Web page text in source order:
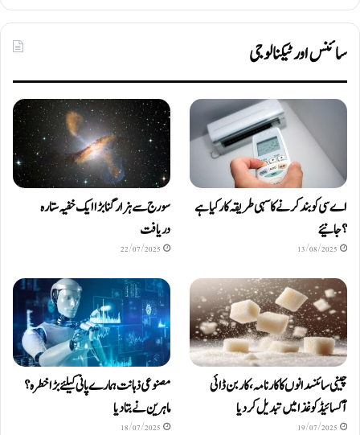
سائنس اور ٹیکنالوجی
اے سی کو بند کرنے کا سہی طریقہ کار کیا ہے
؟ جانیئے
13/08/2025
سورج سے ہزار گنا بڑا ایک خفیہ ستارہ
دریافت
22/07/2025
چینی سائنسدانوں کا کارنامہ، کاربن ڈائی
آکسائیڈ کو غذا میں تبدیل کردیا
19/07/2025
مصنوعی ذہانت ہمارے پانی کیلئے بڑا خطرہ؟
ماہرین نے بتا دیا
18/07/2025